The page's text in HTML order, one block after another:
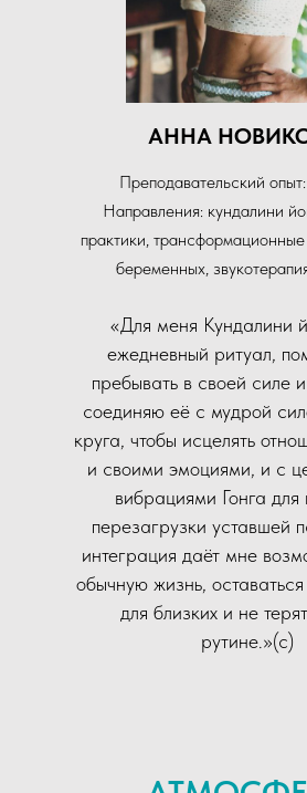
АННА
Преподавательский
Направления: кундалини
практики,
беременных,
«Для меня Кундалини
ежедневный ритуал,
пребывать в своей силе
соединяю её с мудрой
круга, чтобы исцелять
и своими эмоциями, и с
вибрациями Гонга для
перезагрузки уставшей
интеграция даёт мне
обычную жизнь,
для близких и не
рутине.»(с)